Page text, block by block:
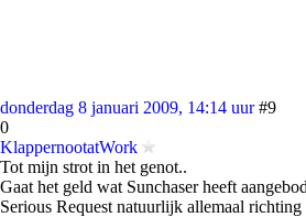
donderdag 8 januari 2009, 14:14 uur #9
0
KlappernootatWork
Tot mijn strot in het genot..
Gaat het geld wat Sunchaser heeft
Serious Request natuurlijk allemaal richting